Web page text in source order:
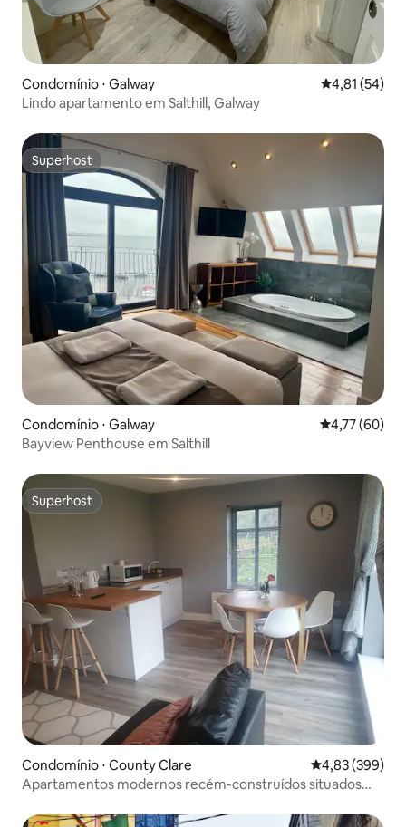
Condomínio ⋅ Galway 4,81 de uma
4,81 (54)
Lindo apartamento em Salthill, Galway
Superhost
Superhost
Condomínio ⋅ Galway 4,77 de uma
4,77 (60)
Bayview Penthouse em Salthill
Superhost
Superhost
Condomínio ⋅ County Clare 4,83 de uma
4,83 (399)
Apartamentos modernos recém-construídos situados